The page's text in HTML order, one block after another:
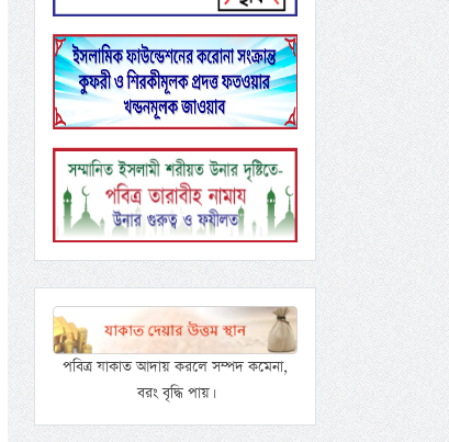
পবিত্র যাকাত আদায় করলে সম্পদ কমেনা,
বরং বৃদ্ধি পায়।